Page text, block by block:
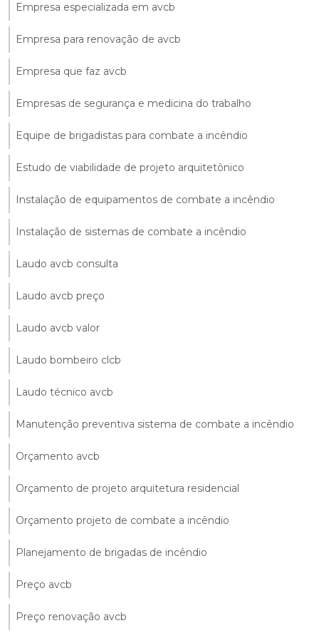
Empresa especializada em avcb
Empresa para renovação de avcb
Empresa que faz avcb
Empresas de segurança e medicina do trabalho
Equipe de brigadistas para combate a incêndio
Estudo de viabilidade de projeto arquitetônico
Instalação de equipamentos de combate a incêndio
Instalação de sistemas de combate a incêndio
Laudo avcb consulta
Laudo avcb preço
Laudo avcb valor
Laudo bombeiro clcb
Laudo técnico avcb
Manutenção preventiva sistema de combate a incêndio
Orçamento avcb
Orçamento de projeto arquitetura residencial
Orçamento projeto de combate a incêndio
Planejamento de brigadas de incêndio
Preço avcb
Preço renovação avcb